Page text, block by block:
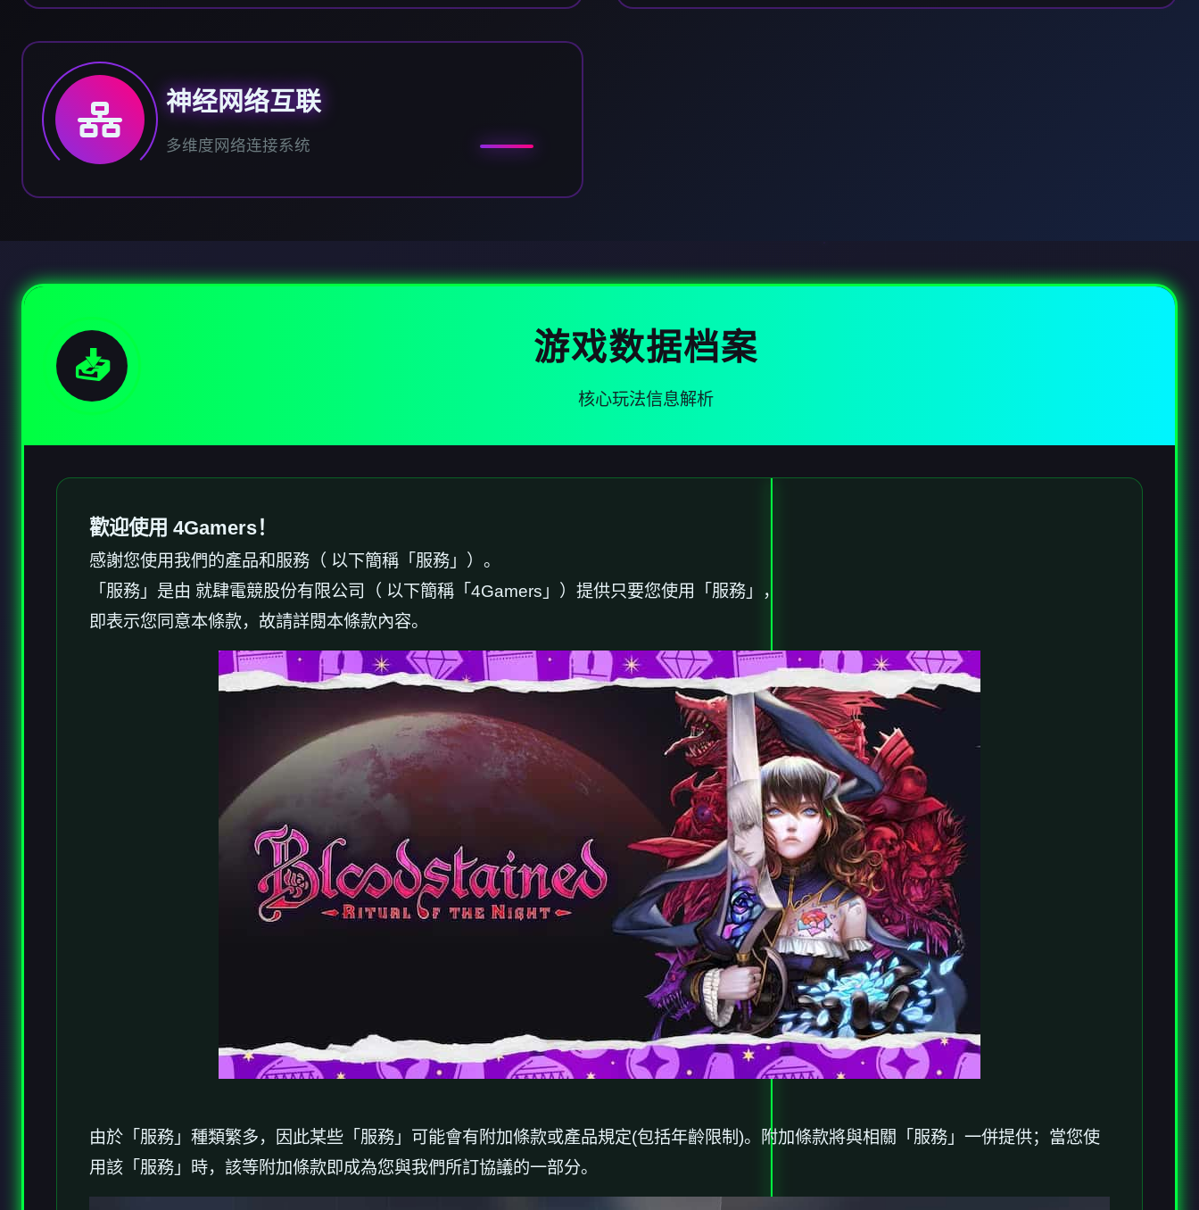
神经网络互联
多维度网络连接系统
📥 游戏数据档案
核心玩法信息解析
歡迎使用 4Gamers！
感謝您使用我們的產品和服務（ 以下簡稱「服務」）。
「服務」是由 就肆電競股份有限公司（ 以下簡稱「4Gamers」）提供只要您使用「服務」，
即表示您同意本條款，故請詳閱本條款內容。
由於「服務」種類繁多，因此某些「服務」可能會有附加條款或產品規定(包括年齡限制)。附加條款將與相關「服務」一併提供；當您使
用該「服務」時，該等附加條款即成為您與我們所訂協議的一部分。